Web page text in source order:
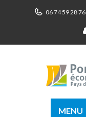
06 74 59 28 76
MENU